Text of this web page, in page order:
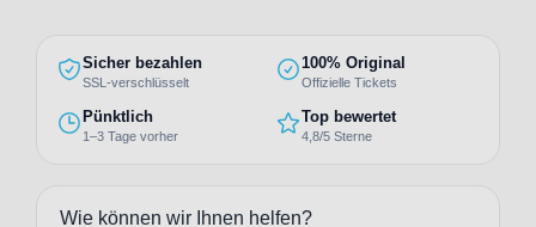
Sicher bezahlen
SSL-verschlüsselt
100% Original
Offizielle Tickets
Pünktlich
1–3 Tage vorher
Top bewertet
4,8/5 Sterne
Wie können wir Ihnen helfen?